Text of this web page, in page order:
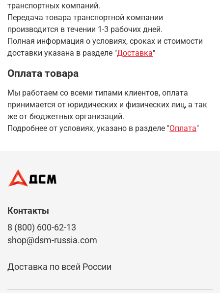
транспортных компаний.
Передача товара транспортной компании
производится в течении 1-3 рабочих дней.
Полная информация о условиях, сроках и стоимости
доставки указана в разделе "Доставка"
Оплата товара
Мы работаем со всеми типами клиентов, оплата
принимается от юридических и физических лиц, а так
же от бюджетных организаций.
Подробнее от условиях, указано в разделе "Оплата"
Контакты
8 (800) 600-62-13
shop@dsm-russia.com
Доставка по всей России